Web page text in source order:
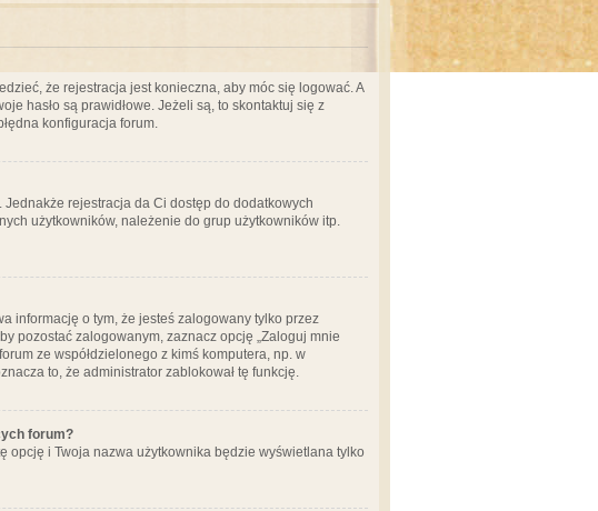
że rejestracja jest konieczna, aby móc się logować. A
hasło są prawidłowe. Jeżeli są, to skontaktuj się z
konfiguracja forum.
rejestracja da Ci dostęp do dodatkowych
użytkowników, należenie do grup użytkowników itp.
informację o tym, że jesteś zalogowany tylko przez
pozostać zalogowanym, zaznacz opcję „Zaloguj mnie
ze współdzielonego z kimś komputera, np. w
to, że administrator zablokował tę funkcję.
forum?
opcję i Twoja nazwa użytkownika będzie wyświetlana tylko